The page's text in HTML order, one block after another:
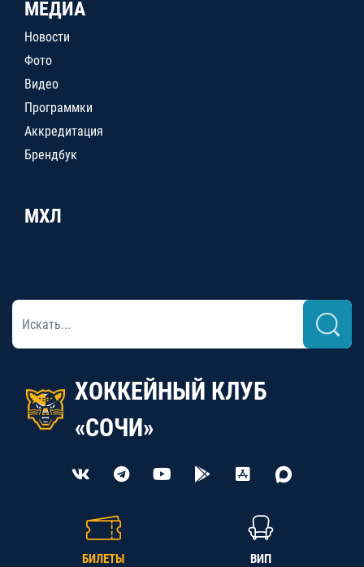
МЕДИА
Новости
Фото
Видео
Программки
Аккредитация
Брендбук
МХЛ
ХОККЕЙНЫЙ КЛУБ
«СОЧИ»
БИЛЕТЫ ВИП